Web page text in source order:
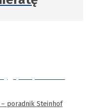
poradnik Steinhof